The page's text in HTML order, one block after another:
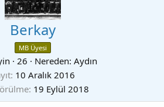
Berkay
MB Üyesi
· 26 · Nereden: Aydın
10 Aralık 2016
19 Eylül 2018